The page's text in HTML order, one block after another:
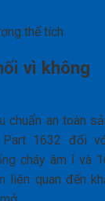
thể tích
vì không
chuẩn an toàn
Part 1632 đối
cháy âm ỉ và
liên quan đến